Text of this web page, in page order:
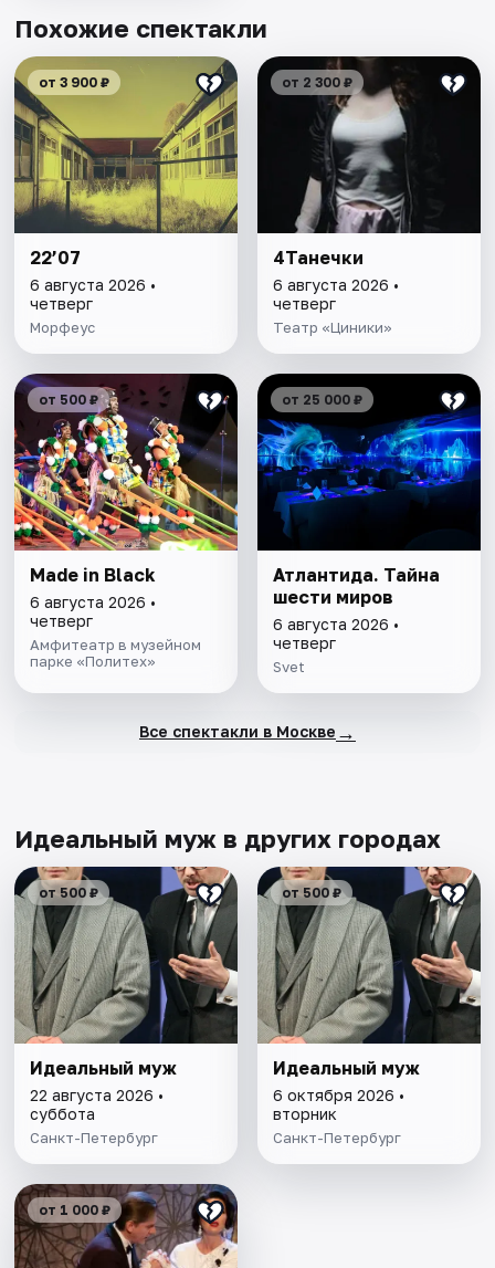
Похожие спектакли
от 3 900 ₽
22’07
6 августа 2026 •
четверг
Морфеус
от 2 300 ₽
4Танечки
6 августа 2026 •
четверг
Театр «Циники»
от 500 ₽
Made in Black
6 августа 2026 •
четверг
Амфитеатр в музейном
парке «Политех»
от 25 000 ₽
Атлантида. Тайна
шести миров
6 августа 2026 •
четверг
Svet
Все спектакли в Москве →
Идеальный муж в других городах
от 500 ₽
Идеальный муж
22 августа 2026 •
суббота
Санкт-Петербург
от 500 ₽
Идеальный муж
6 октября 2026 •
вторник
Санкт-Петербург
от 1 000 ₽